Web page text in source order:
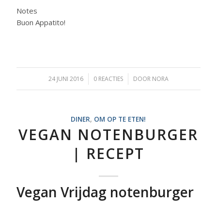
Notes
Buon Appatito!
24 JUNI 2016
/ 0 REACTIES
/ DOOR NORA
DINER, OM OP TE ETEN!
VEGAN NOTENBURGER
| RECEPT
Vegan Vrijdag notenburger